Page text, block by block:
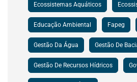
Ecossistemas Aquáticos
Educação Ambiental Fapeg
Gestão Da Água Gestão De
Gestão De Recursos Hídricos